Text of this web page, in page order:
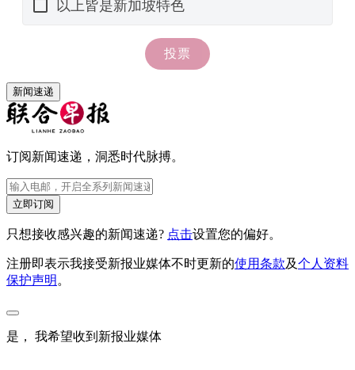
新闻速递
订阅新闻速递，洞悉时代脉搏。
立即订阅
只想接收感兴趣的新闻速递? 点击设置您的偏好。
注册即表示我接受新报业媒体不时更新的使用条款及个人资料
保护声明 。
是， 我希望收到新报业媒体